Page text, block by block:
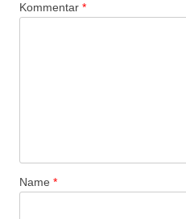
Kommentar *
Name *